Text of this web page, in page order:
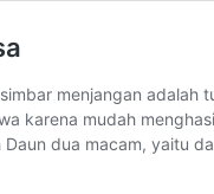
menjangan adalah
karena mudah
dua macam, yaitu